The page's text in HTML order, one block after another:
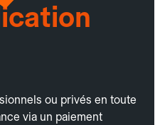
ou privés en toute
via un paiement